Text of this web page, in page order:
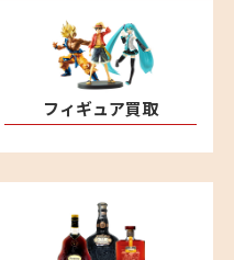
フィギュア買取